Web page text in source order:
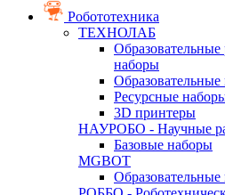
Робототехника
ТЕХНОЛАБ
Образовательные
наборы
Ресурсные
3D принтеры
НАУРОБО - Научные
Базовые наборы
MGBOT